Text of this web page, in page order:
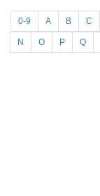
0-9 A B C
N O P Q